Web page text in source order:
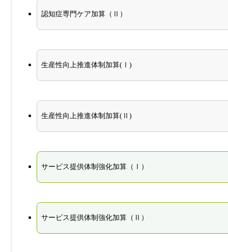
認知症専門ケア加算（Ⅱ）
生産性向上推進体制加算(Ⅰ)
生産性向上推進体制加算(Ⅱ)
サービス提供体制強化加算（Ⅰ）
サービス提供体制強化加算（Ⅱ）